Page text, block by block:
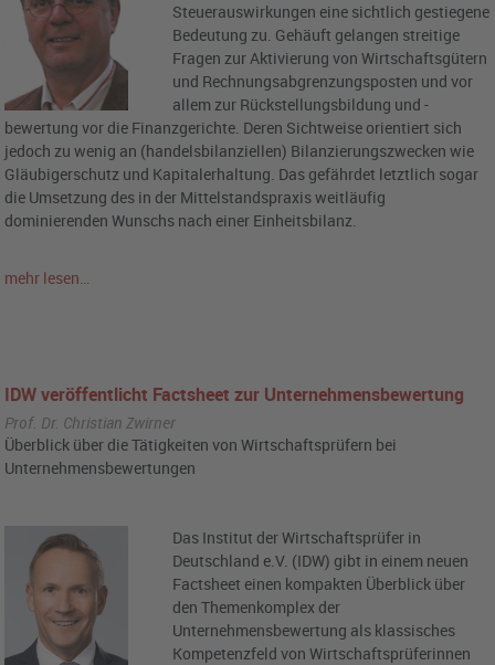
Steuerauswirkungen eine sichtlich gestiegene
Bedeutung zu. Gehäuft gelangen streitige
Fragen zur Aktivierung von Wirtschaftsgütern
und Rechnungsabgrenzungsposten und vor
allem zur Rückstellungsbildung und -
bewertung vor die Finanzgerichte. Deren Sichtweise orientiert sich
jedoch zu wenig an (handelsbilanziellen) Bilanzierungszwecken wie
Gläubigerschutz und Kapitalerhaltung. Das gefährdet letztlich sogar
die Umsetzung des in der Mittelstandspraxis weitläufig
dominierenden Wunschs nach einer Einheitsbilanz.
mehr lesen…
IDW veröffentlicht Factsheet zur Unternehmensbewertung
Prof. Dr. Christian Zwirner
Überblick über die Tätigkeiten von Wirtschaftsprüfern bei
Unternehmensbewertungen
Das Institut der Wirtschaftsprüfer in
Deutschland e.V. (IDW) gibt in einem neuen
Factsheet einen kompakten Überblick über
den Themenkomplex der
Unternehmensbewertung als klassisches
Kompetenzfeld von Wirtschaftsprüferinnen